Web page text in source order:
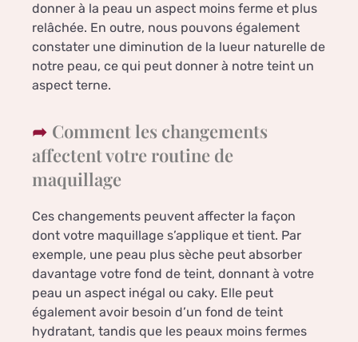
donner à la peau un aspect moins ferme et plus
relâchée. En outre, nous pouvons également
constater une diminution de la lueur naturelle de
notre peau, ce qui peut donner à notre teint un
aspect terne.
Comment les changements
affectent votre routine de
maquillage
Ces changements peuvent affecter la façon
dont votre maquillage s’applique et tient. Par
exemple, une peau plus sèche peut absorber
davantage votre fond de teint, donnant à votre
peau un aspect inégal ou caky. Elle peut
également avoir besoin d’un fond de teint
hydratant, tandis que les peaux moins fermes